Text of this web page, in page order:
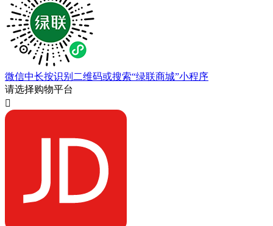
微信中长按识别二维码或搜索“绿联商城”小程序
请选择购物平台
